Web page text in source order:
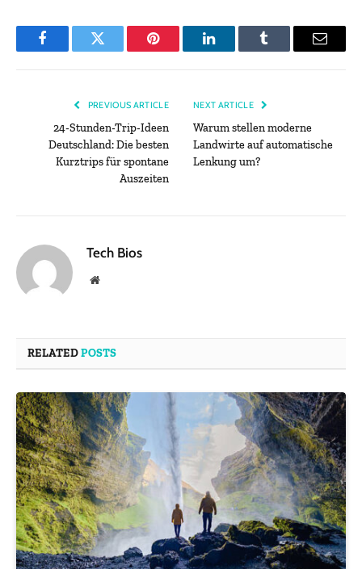
FacebookTwitter Pinterest LinkedInTumblr Email
PREVIOUS ARTICLE
24-Stunden-Trip-Ideen
Deutschland: Die besten
Kurztrips für spontane
Auszeiten
NEXT ARTICLE
Warum stellen moderne
Landwirte auf automatische
Lenkung um?
Tech Bios
Website
RELATEDPOSTS